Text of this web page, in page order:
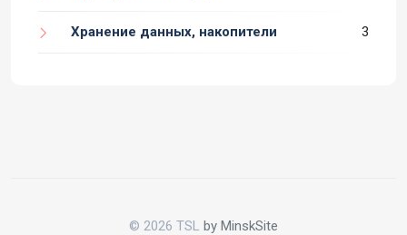
Хранение данных, накопители 3
© 2026 TSL by MinskSite